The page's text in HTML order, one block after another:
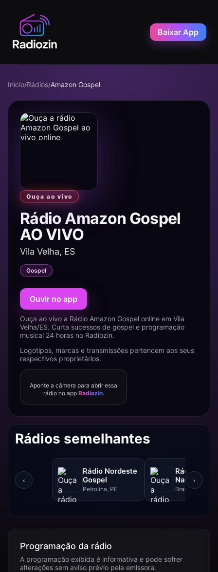
Baixar App
Início/Rádios/Amazon Gospel
Ouça ao vivo
Rádio Amazon Gospel
AO VIVO
Vila Velha, ES
Gospel
Ouvir no app
Ouça ao vivo a Rádio Amazon Gospel online em Vila
Velha/ES. Curta sucessos de gospel e programação
musical 24 horas no Radiozin.
Logotipos, marcas e transmissões pertencem aos seus
respectivos proprietários.
Aponte a câmera para abrir essa
rádio no app Radiozin.
Rádios semelhantes
‹
Rádio Nordeste
Gospel
Petrolina, PE
Rádio Sol
Nascente
Brasília, DF
›
Programação da rádio
A programação exibida é informativa e pode sofrer
alterações sem aviso prévio pela emissora.